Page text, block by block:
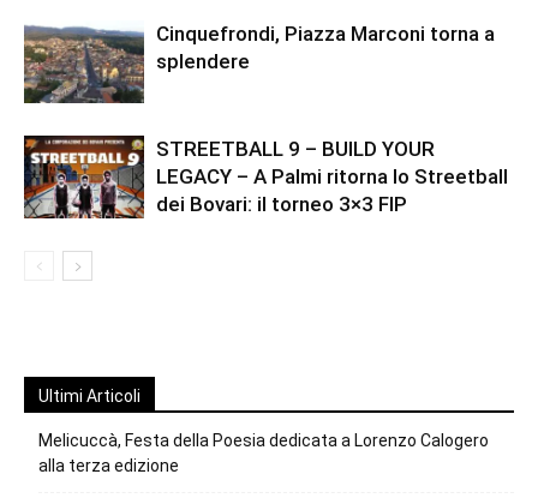
Cinquefrondi, Piazza Marconi torna a
splendere
STREETBALL 9 – BUILD YOUR
LEGACY – A Palmi ritorna lo Streetball
dei Bovari: il torneo 3×3 FIP
Ultimi Articoli
Melicuccà, Festa della Poesia dedicata a Lorenzo Calogero
alla terza edizione